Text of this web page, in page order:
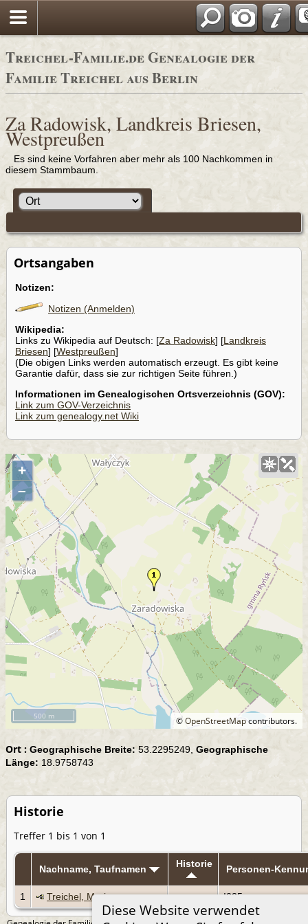
Adressbücher
Treichel-Familie.de Genealogie der
Familie Treichel aus Berlin
Diese Website verwendet
Za Radowisk, Landkreis Briesen,
Westpreußen
Es sind keine Vorfahren aber mehr als 100 Nachkommen in
diesem Stammbaum.
Ortsangaben
Notizen:
Notizen (Anmelden)
Wikipedia:
Links zu Wikipedia auf Deutsch: [Za Radowisk] [Landkreis
Briesen] [Westpreußen]
(Die obigen Links werden automatisch erzeugt. Es gibt keine
Garantie dafür, dass sie zur richtigen Seite führen.)
Informationen im Genealogischen Ortsverzeichnis (GOV):
Link zum GOV-Verzeichnis
Link zum genealogy.net Wiki
+
–
©OpenStreetMapcontributors.
500 m
Ort : Geographische Breite: 53.2295249, Geographische
Länge: 18.9758743
Historie
Treffer 1 bis 1 von 1
Nachname, Taufnamen Historie Personen-
1 Treichel, Maria I235